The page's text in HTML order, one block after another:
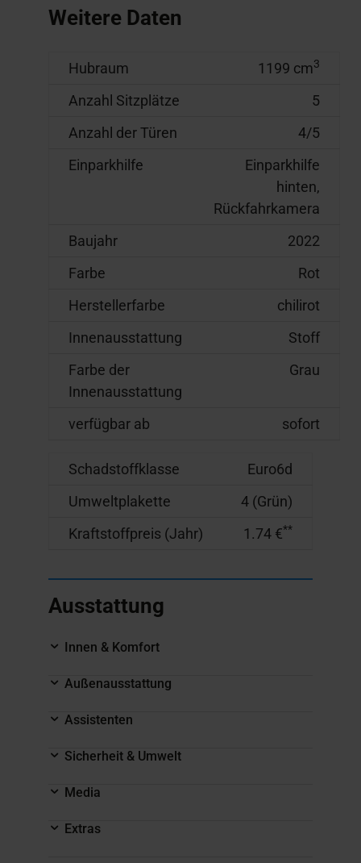
Weitere Daten
Hubraum 1199 cm3
Anzahl Sitzplätze
5
Anzahl der Türen
4/5
Einparkhilfe
Einparkhilfe
hinten,
Rückfahrkamera
Baujahr
2022
Farbe
Rot
Herstellerfarbe
chilirot
Innenausstattung
Stoff
Farbe der
Innenausstattung
Grau
verfügbar ab sofort
Schadstoffklasse
Euro6d
Umweltplakette
4 (Grün)
Kraftstoffpreis (Jahr)
1.74 €**
Ausstattung
Innen & Komfort
Außenausstattung
Assistenten
Sicherheit & Umwelt
Media
Extras